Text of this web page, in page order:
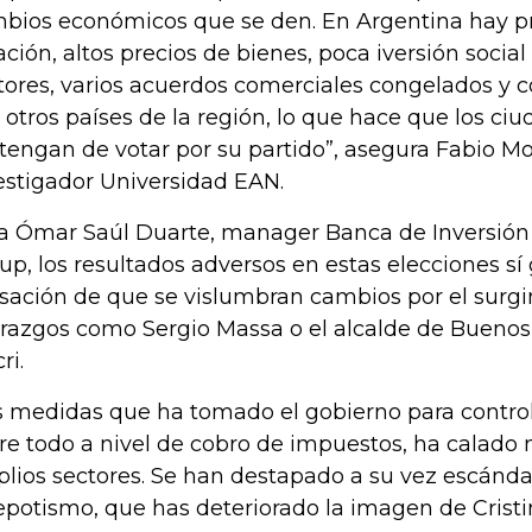
económicos que se den. En Argentina hay
altos precios de bienes, poca iversión
varios acuerdos comerciales congelados y
otros países de la región, lo que hace que los
de votar por su partido”, asegura Fabio
Universidad EAN.
Ómar Saúl Duarte, manager Banca de
los resultados adversos en estas elecciones
de que se vislumbran cambios por el
como Sergio Massa o el alcalde de
medidas que ha tomado el gobierno para
todo a nivel de cobro de impuestos, ha calado
sectores. Se han destapado a su vez
que has deteriorado la imagen de